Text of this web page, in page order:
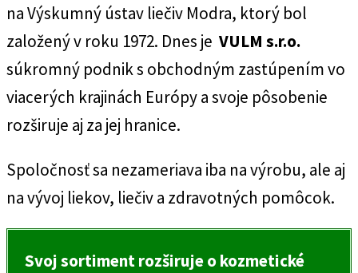
na Výskumný ústav liečiv Modra, ktorý bol
založený v roku 1972. Dnes je VULM s.r.o.
súkromný podnik s obchodným zastúpením vo
viacerých krajinách Európy a svoje pôsobenie
rozširuje aj za jej hranice.
Spoločnosť sa nezameriava iba na výrobu, ale aj
na vývoj liekov, liečiv a zdravotných pomôcok.
Svoj sortiment rozširuje o kozmetické